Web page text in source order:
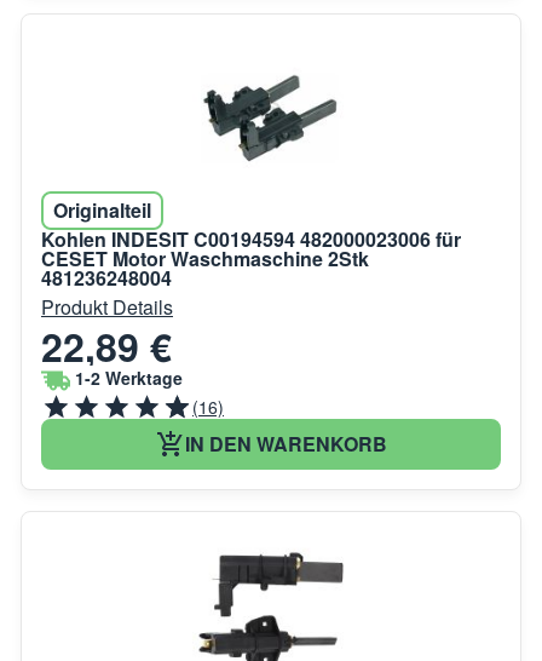
Originalteil
Kohlen INDESIT C00194594 482000023006 für
CESET Motor Waschmaschine 2Stk
481236248004
Produkt Details
22,89 €
1-2 Werktage
(16)
IN DEN WARENKORB